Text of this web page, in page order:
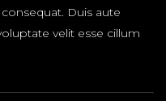
Duis aute
velit esse cillum